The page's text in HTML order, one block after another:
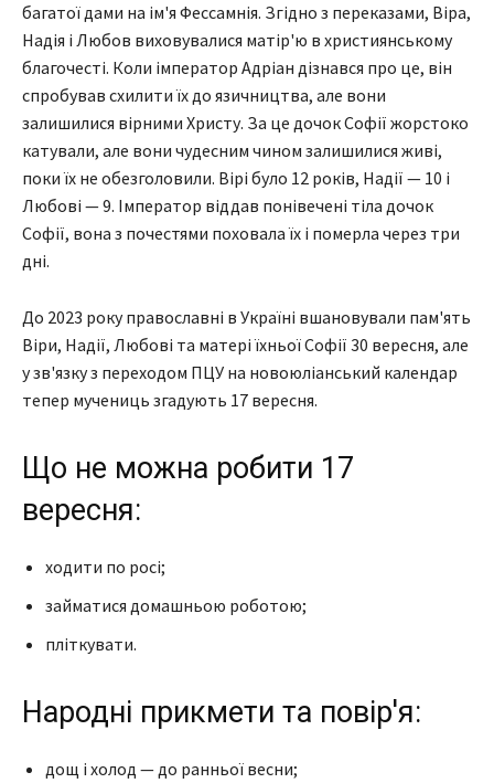
багатої дами на ім'я Фессамнія. Згідно з переказами, Віра,
Надія і Любов виховувалися матір'ю в християнському
благочесті. Коли імператор Адріан дізнався про це, він
спробував схилити їх до язичництва, але вони
залишилися вірними Христу. За це дочок Софії жорстоко
катували, але вони чудесним чином залишилися живі,
поки їх не обезголовили. Вірі було 12 років, Надії — 10 і
Любові — 9. Імператор віддав понівечені тіла дочок
Софії, вона з почестями поховала їх і померла через три
дні.
До 2023 року православні в Україні вшановували пам'ять
Віри, Надії, Любові та матері їхньої Софії 30 вересня, але
у зв'язку з переходом ПЦУ на новоюліанський календар
тепер мучениць згадують 17 вересня.
Що не можна робити 17
вересня:
ходити по росі;
займатися домашньою роботою;
пліткувати.
Народні прикмети та повір'я:
дощ і холод — до ранньої весни;